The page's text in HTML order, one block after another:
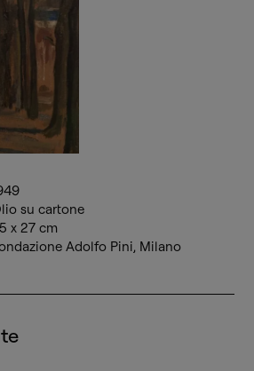
su cartone
x 27 cm
Adolfo Pini, Milano